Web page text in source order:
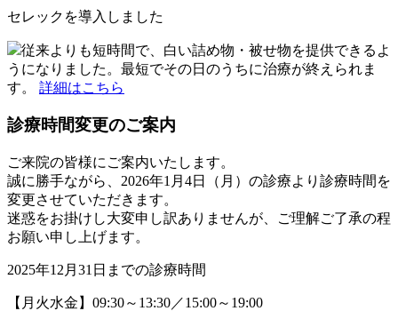
セレックを導入しました
従来よりも短時間で、白い詰め物・被せ物を提供できるよ
うになりました。最短でその日のうちに治療が終えられま
す。 詳細はこちら
診療時間変更のご案内
ご来院の皆様にご案内いたします。
誠に勝手ながら、2026年1月4日（月）の診療より診療時間を
変更させていただきます。
迷惑をお掛けし大変申し訳ありませんが、ご理解ご了承の程
お願い申し上げます。
2025年12月31日までの診療時間
【月火水金】09:30～13:30／15:00～19:00